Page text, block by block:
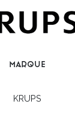
marque
KRUPS